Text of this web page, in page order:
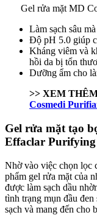
Gel rửa mặt MD
Làm sạch sâu
Độ pH 5.0 giúp
Kháng viêm và
hồi da bị tổn
Dưỡng ẩm cho
>> XEM
Cosmedi
Gel rửa mặt tạo
Effaclar Purifying
Nhờ vào việc chọn lọc
phẩm gel rửa mặt của
được làm sạch dầu
tình trạng mụn đầu
sạch và mang đến cho